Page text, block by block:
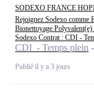
SODEXO FRANCE
Rejoignez Sodexo comme
Bionettoyage
Sodexo Contrat : CDI -
CDI - Temps plein
Publié il y a 3 jours